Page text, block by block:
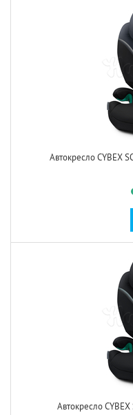
Автокресло CYBEX
Автокресло